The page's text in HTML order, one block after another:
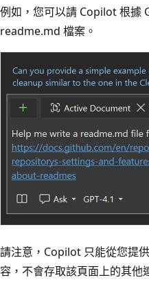
例如，您可以請 Copilot 根據
readme.md 檔案。
請注意，Copilot 只能從您提
容，不會存取該頁面上的其